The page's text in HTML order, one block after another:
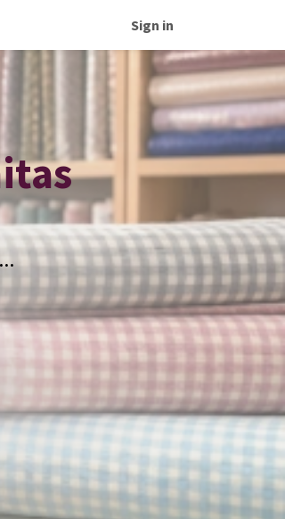
Sign in